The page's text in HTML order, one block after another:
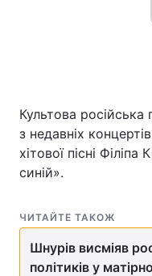
Культова
з недавніх
хітової пісні
синій».
ЧИТАЙТЕ ТАКОЖ
Шнурів висміяв
політиків у